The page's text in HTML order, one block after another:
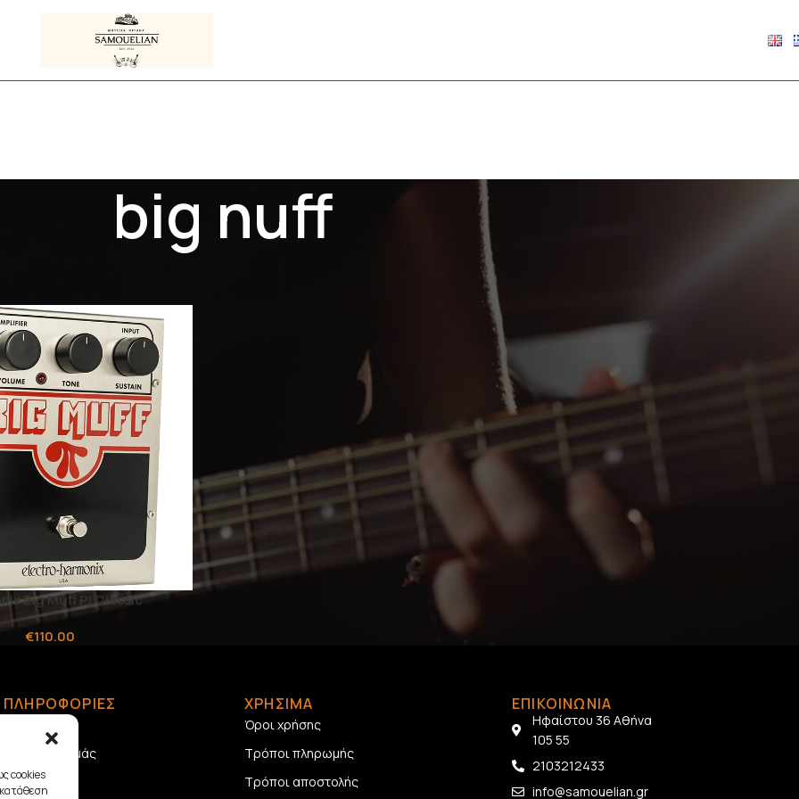
cookies
big nuff
12
Big Muff PI Classic
€110.00
ΠΛΗΡΟΦΟΡΙΕΣ
Σχετικά με εμάς
Επικοινωνία
ΧΡΗΣΙΜΑ
Όροι χρήσης
Τρόποι πληρωμής
Τρόποι αποστολής
ΕΠΙΚΟΙΝΩΝΙΑ
Ηφαίστου 36 Αθήνα
105 55
2103212433
info@samouelian.gr